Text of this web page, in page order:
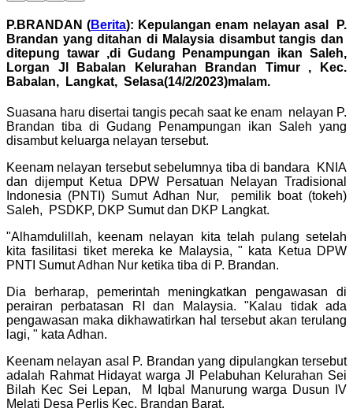
P.BRANDAN (Berita): Kepulangan enam nelayan asal P.
Brandan yang ditahan di Malaysia disambut tangis dan
ditepung tawar ,di Gudang Penampungan ikan Saleh,
Lorgan Jl Babalan Kelurahan Brandan Timur , Kec.
Babalan, Langkat, Selasa(14/2/2023)malam.
Suasana haru disertai tangis pecah saat ke enam nelayan P.
Brandan tiba di Gudang Penampungan ikan Saleh yang
disambut keluarga nelayan tersebut.
Keenam nelayan tersebut sebelumnya tiba di bandara KNIA
dan dijemput Ketua DPW Persatuan Nelayan Tradisional
Indonesia (PNTI) Sumut Adhan Nur, pemilik boat (tokeh)
Saleh, PSDKP, DKP Sumut dan DKP Langkat.
"Alhamdulillah, keenam nelayan kita telah pulang setelah
kita fasilitasi tiket mereka ke Malaysia, " kata Ketua DPW
PNTI Sumut Adhan Nur ketika tiba di P. Brandan.
Dia berharap, pemerintah meningkatkan pengawasan di
perairan perbatasan RI dan Malaysia. "Kalau tidak ada
pengawasan maka dikhawatirkan hal tersebut akan terulang
lagi, " kata Adhan.
Keenam nelayan asal P. Brandan yang dipulangkan tersebut
adalah Rahmat Hidayat warga Jl Pelabuhan Kelurahan Sei
Bilah Kec Sei Lepan, M Iqbal Manurung warga Dusun IV
Melati Desa Perlis Kec. Brandan Barat.